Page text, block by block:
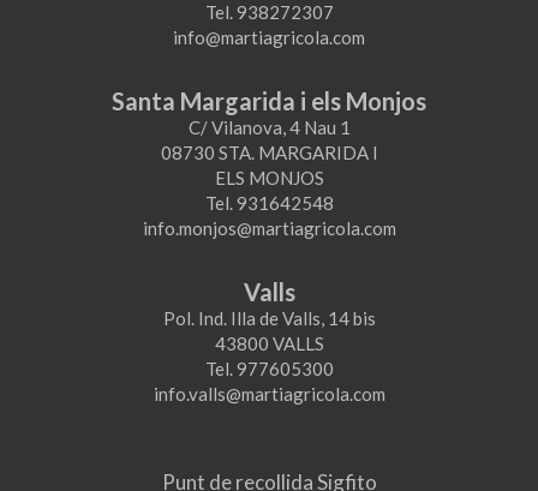
Tel. 938272307
info@martiagricola.com
Santa Margarida i els Monjos
C/ Vilanova, 4 Nau 1
08730 STA. MARGARIDA I
ELS MONJOS
Tel. 931642548
info.monjos@martiagricola.com
Valls
Pol. Ind. Illa de Valls, 14 bis
43800 VALLS
Tel. 977605300
info.valls@martiagricola.com
Punt de recollida Sigfito